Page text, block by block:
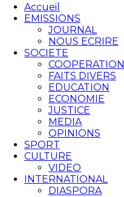
Accueil
EMISSIONS
JOURNAL
NOUS ECRIRE
SOCIETE
COOPERATION
FAITS DIVERS
EDUCATION
ECONOMIE
JUSTICE
MEDIA
OPINIONS
SPORT
CULTURE
VIDEO
INTERNATIONAL
DIASPORA